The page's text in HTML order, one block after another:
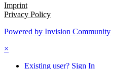
Imprint
Privacy Policy
Powered by Invision Community
×
Existing user? Sign In